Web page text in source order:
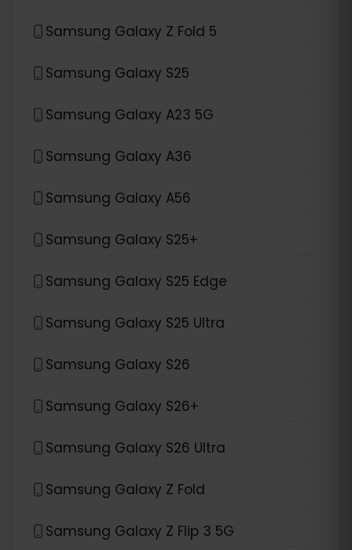
Samsung Galaxy Z Fold 5
Samsung Galaxy S25
Samsung Galaxy A23 5G
Samsung Galaxy A36
Samsung Galaxy A56
Samsung Galaxy S25+
Samsung Galaxy S25 Edge
Samsung Galaxy S25 Ultra
Samsung Galaxy S26
Samsung Galaxy S26+
Samsung Galaxy S26 Ultra
Samsung Galaxy Z Fold
Samsung Galaxy Z Flip 3 5G